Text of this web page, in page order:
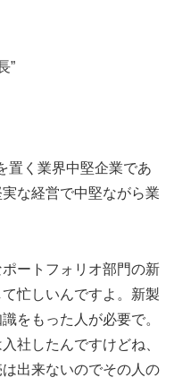
”
置く業界中堅企業であ
な経営で中堅ながら業
ートフォリオ部門の新
忙しいんですよ。新製
をもった人が必要で。
社したんですけどね、
出来ないのでその人の